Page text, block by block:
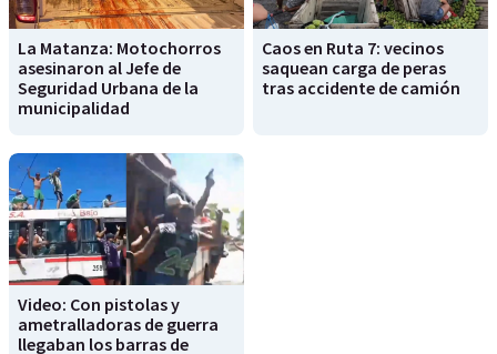
La Matanza: Motochorros
asesinaron al Jefe de
Seguridad Urbana de la
municipalidad
Caos en Ruta 7: vecinos
saquean carga de peras
tras accidente de camión
Video: Con pistolas y
ametralladoras de guerra
llegaban los barras de